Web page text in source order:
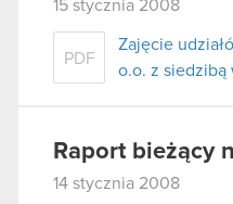
15 stycznia 2008
PDF
Zajęcie
o.o. z siedzibą
Raport bieżący
14 stycznia 2008